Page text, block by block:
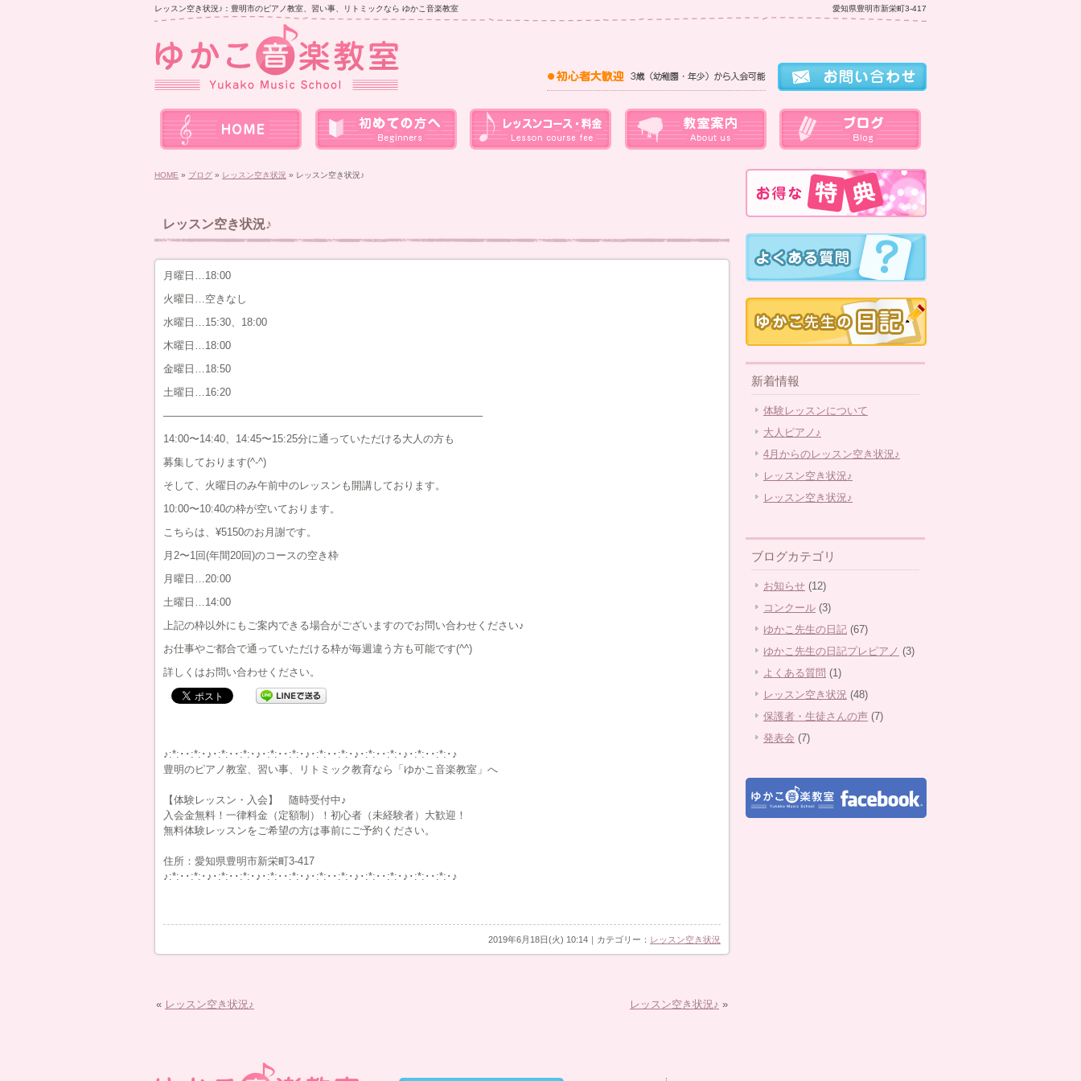
レッスン空き状況♪：豊明市のピアノ教室、習い事、リトミックなら ゆかこ音楽教室 愛知県豊明市新栄町3-417
HOME » ブログ » レッスン空き状況 » レッスン空き状況♪
レッスン空き状況♪
月曜日…18:00
火曜日…空きなし
水曜日…15:30、18:00
木曜日…18:00
金曜日…18:50
土曜日…16:20
——————————————————————————————–
14:00〜14:40、14:45〜15:25分に通っていただける大人の方も
募集しております(^-^)
そして、火曜日のみ午前中のレッスンも開講しております。
10:00〜10:40の枠が空いております。
こちらは、¥5150のお月謝です。
月2〜1回(年間20回)のコースの空き枠
月曜日…20:00
土曜日…14:00
上記の枠以外にもご案内できる場合がございますのでお問い合わせください♪
お仕事やご都合で通っていただける枠が毎週違う方も可能です(^^)
詳しくはお問い合わせください。
♪:*:･･:*:･♪･:*:･･:*:･♪･:*:･･:*:･♪･:*:･･:*:･♪･:*:･･:*:･♪･:*:･･:*:･♪
豊明のピアノ教室、習い事、リトミック教育なら「ゆかこ音楽教室」へ
【体験レッスン・入会】 随時受付中♪
入会金無料！一律料金（定額制）！初心者（未経験者）大歓迎！
無料体験レッスンをご希望の方は事前にご予約ください。
住所：愛知県豊明市新栄町3-417
♪:*:･･:*:･♪･:*:･･:*:･♪･:*:･･:*:･♪･:*:･･:*:･♪･:*:･･:*:･♪･:*:･･:*:･♪
2019年6月18日(火) 10:14｜カテゴリー： レッスン空き状況
« レッスン空き状況♪ レッスン空き状況♪ »
新着情報
体験レッスンについて
大人ピアノ♪
4月からのレッスン空き状況♪
レッスン空き状況♪
レッスン空き状況♪
ブログカテゴリ
お知らせ (12)
コンクール (3)
ゆかこ先生の日記 (67)
ゆかこ先生の日記プレピアノ (3)
よくある質問 (1)
レッスン空き状況 (48)
保護者・生徒さんの声 (7)
発表会 (7)